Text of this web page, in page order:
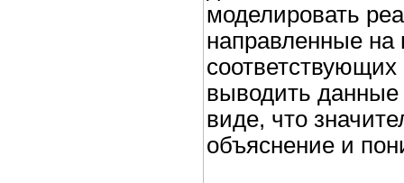
моделировать
направленные
выводить данные
виде, что
объяснение и